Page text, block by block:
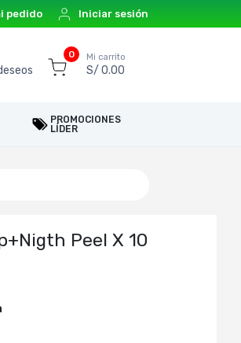
pedido Iniciar sesión
0 Mi carrito
S/ 0.00
PROMOCIONES
LÍDER
Peel X 10